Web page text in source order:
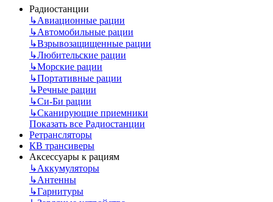
Радиостанции
↳Авиационные рации
↳Автомобильные рации
↳Взрывозащищенные рации
↳Любительские рации
↳Морские рации
↳Портативные рации
↳Речные рации
↳Си-Би рации
↳Сканирующие приемники
Показать все Радиостанции
Ретрансляторы
КВ трансиверы
Аксессуары к рациям
↳Аккумуляторы
↳Антенны
↳Гарнитуры